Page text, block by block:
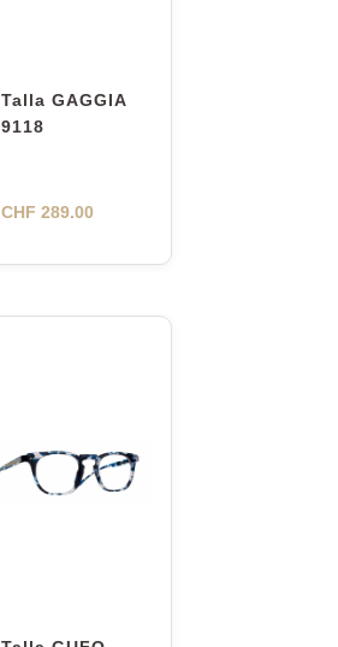
Talla GAGGIA
9118
CHF 289.00